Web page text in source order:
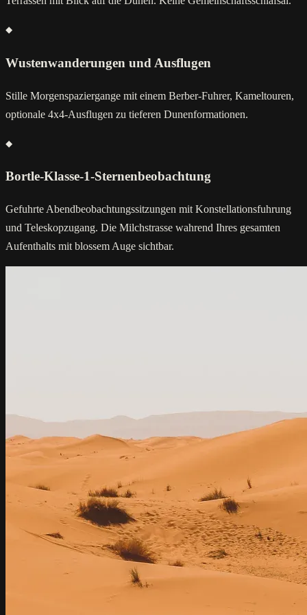
Wustenwanderungen und Ausflugen
Stille Morgenspaziergange mit einem Berber-Fuhrer, Kameltouren,
optionale 4x4-Ausflugen zu tieferen Dunenformationen.
Bortle-Klasse-1-Sternenbeobachtung
Gefuhrte Abendbeobachtungssitzungen mit Konstellationsfuhrung
und Teleskopzugang. Die Milchstrasse wahrend Ihres gesamten
Aufenthalts mit blossem Auge sichtbar.